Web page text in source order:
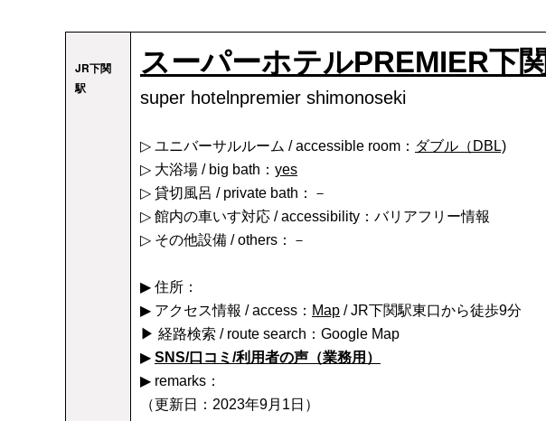
JR下関
駅
スーパーホテルPREMIER下関
super hotelnpremier shimonoseki
▷ ユニバーサルルーム / accessible room： ダブル（DBL)
▷ 大浴場 / big bath： yes
▷ 貸切風呂 / private bath：－
▷ 館内の車いす対応 / accessibility：バリアフリー情報
▷ その他設備 / others：－
▶ 住所：
▶ アクセス情報 / access： Map / JR下関駅東口から徒歩9分
▶ 経路検索 / route search：Google Map
▶ SNS/口コミ/利用者の声（業務用）
▶ remarks：
（更新日：2023年9月1日）